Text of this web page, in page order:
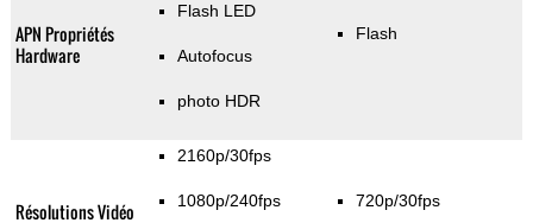
APN Propriétés
Hardware
Flash LED
Autofocus
photo HDR
Flash
Résolutions Vidéo
2160p/30fps
1080p/240fps 720p/30fps